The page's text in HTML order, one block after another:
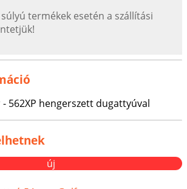
termékek esetén a szállítási
- 562XP hengerszett dugattyúval
új